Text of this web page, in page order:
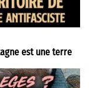
est une terre